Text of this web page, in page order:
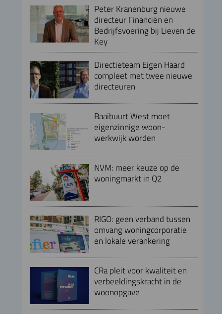
Peter Kranenburg nieuwe
directeur Financiën en
Bedrijfsvoering bij Lieven de
Key
Directieteam Eigen Haard
compleet met twee nieuwe
directeuren
Baaibuurt West moet
eigenzinnige woon-
werkwijk worden
NVM: meer keuze op de
woningmarkt in Q2
RIGO: geen verband tussen
omvang woningcorporatie
en lokale verankering
CRa pleit voor kwaliteit en
verbeeldingskracht in de
woonopgave